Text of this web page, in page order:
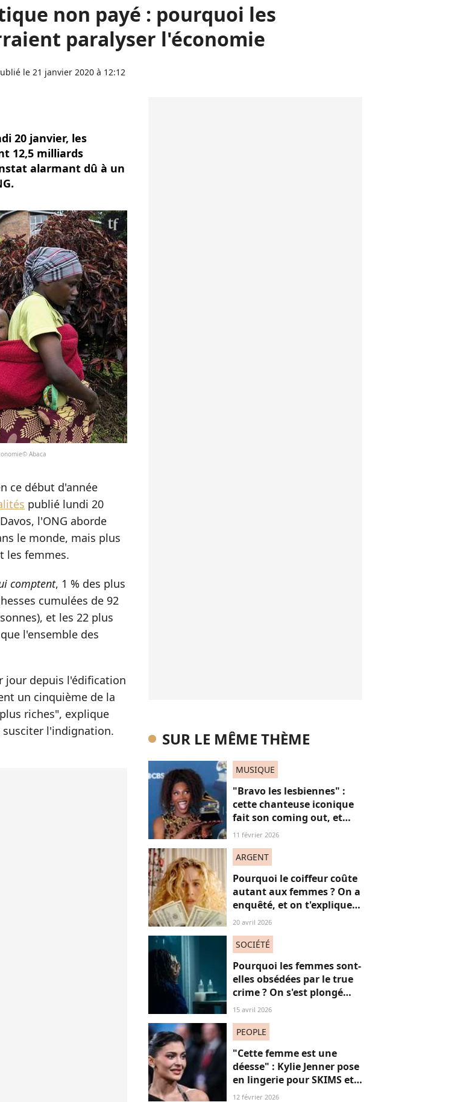
non payé : pourquoi les
paralyser l'économie
le 21 janvier 2020 à 12:12
20 janvier, les
12,5 milliards
alarmant dû à un
Abaca
ce début d'année
publié lundi 20
l'ONG aborde
le monde, mais plus
les femmes.
comptent, 1 % des plus
cumulées de 92
et les 22 plus
l'ensemble des
jour depuis l'édification
un cinquième de la
riches", explique
l'indignation.
SUR LE MÊME THÈME
MUSIQUE
"Bravo les lesbiennes" :
cette chanteuse iconique
fait son coming out, et
non, on ne "s'en fout" pas
11 février 2026
ARGENT
Pourquoi le coiffeur coûte
autant aux femmes ? On a
enquêté, et on t'explique
comment agir
20 avril 2026
SOCIÉTÉ
Pourquoi les femmes sont-
elles obsédées par le true
crime ? On s'est plongé
dans une enquête sur la
15 avril 2026
PEOPLE
"Cette femme est une
déesse" : Kylie Jenner pose
en lingerie pour SKIMS et
subjugue les internautes
12 février 2026